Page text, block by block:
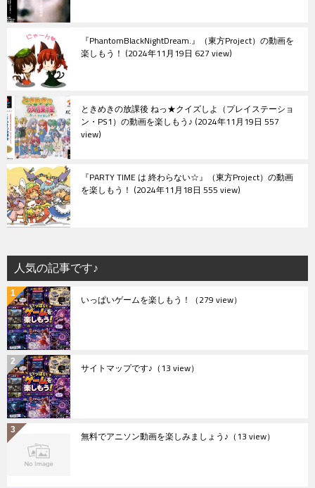
『PhantomBlackNightDream.』（東方Project）の動画を
楽しもう！ 2024年11月19日 627 view
ときめきの放課後 ねっ★クイズしよ（プレイステーショ
ン・PS1）の動画を楽しもう♪ 2024年11月19日 557
view
『PARTY TIME は 終わらない☆』（東方Project）の動画
を楽しもう！ 2024年11月18日 555 view
人気の記事です♪
いっぱいゲームを楽しもう！ （279 view）
サイトマップです♪ （13 view）
無料でアニソン動画を楽しみましょう♪ （13 view）